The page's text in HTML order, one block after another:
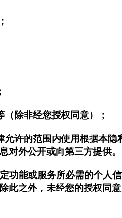
除非经您授权同意）；
许的范围内使用根据本
对外公开或向第三方提供。
功能或服务所必需的个人
此之外，未经您的授权同